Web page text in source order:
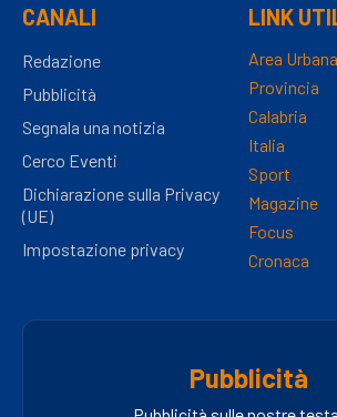
CANALI
Redazione
Pubblicità
Segnala una notizia
Cerco Eventi
Dichiarazione sulla Privacy
(UE)
Impostazione privacy
LINK
Area Urbana
Provincia
Calabria
Italia
Sport
Magazine
Focus
Cronaca
Pubblicità